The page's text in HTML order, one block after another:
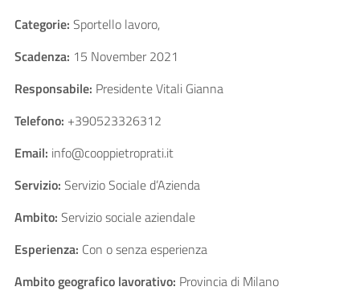
Categorie: Sportello lavoro,
Scadenza: 15 November 2021
Responsabile: Presidente Vitali Gianna
Telefono: +390523326312
Email: info@cooppietroprati.it
Servizio: Servizio Sociale d’Azienda
Ambito: Servizio sociale aziendale
Esperienza: Con o senza esperienza
Ambito geografico lavorativo: Provincia di Milano